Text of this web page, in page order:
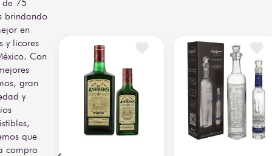
de 75
brindando
en
y licores
Con
gran
y
que
compra